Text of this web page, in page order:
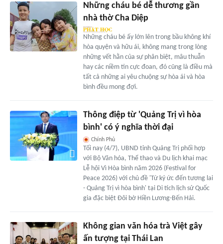
Những cháu bé dễ thương gần
nhà thờ Cha Diệp
Những cháu bé ấy lớn lên trong bầu không khí
hòa quyện và hữu ái, không mang trong lòng
những vết hằn của sự phân biệt, mâu thuẫn
hay các niềm tin cực đoan, đó cũng là điều mà
tất cả những ai yêu chuộng sự hòa ái và hòa
bình đều mong đợi.
Thông điệp từ 'Quảng Trị vì hòa
bình' có ý nghĩa thời đại
Chính Phủ
Tối nay (4/7), UBND tỉnh Quảng Trị phối hợp
với Bộ Văn hóa, Thể thao và Du lịch khai mạc
Lễ hội Vì Hòa bình năm 2026 (Festival for
Peace 2026) với chủ đề 'Từ ký ức đến tương lai
- Quảng Trị vì hòa bình' tại Di tích lịch sử Quốc
gia đặc biệt Đôi bờ Hiền Lương-Bến Hải.
Không gian văn hóa trà Việt gây
ấn tượng tại Thái Lan